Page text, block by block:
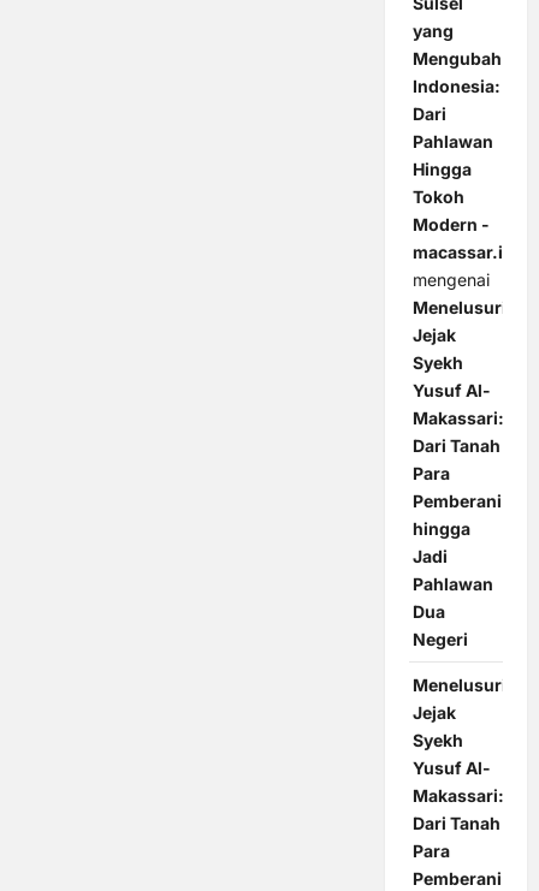
yang
Mengubah
Indonesia:
Dari
Pahlawan
Hingga
Tokoh
Modern -
macassar.id
mengenai
Menelusuri
Jejak
Syekh
Yusuf Al-
Makassari:
Dari Tanah
Para
Pemberani
hingga
Jadi
Pahlawan
Dua
Negeri
Menelusuri
Jejak
Syekh
Yusuf Al-
Makassari:
Dari Tanah
Para
Pemberani